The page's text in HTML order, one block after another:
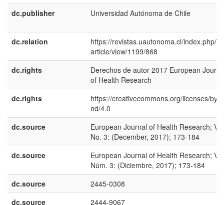
dc.publisher
Universidad Autónoma de Chile
dc.relation
https://revistas.uautonoma.cl/index.php/
article/view/1199/868
dc.rights
Derechos de autor 2017 European
of Health Research
dc.rights
https://creativecommons.org/licenses/by-
nd/4.0
dc.source
European Journal of Health Research;
No. 3: (December, 2017); 173-184
dc.source
European Journal of Health Research;
Núm. 3: (Diciembre, 2017); 173-184
dc.source
2445-0308
dc.source
2444-9067